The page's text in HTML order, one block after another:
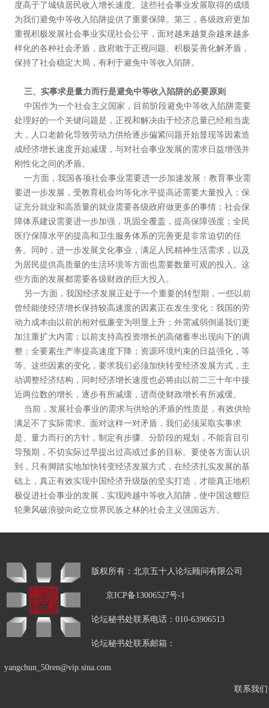
度高于了城镇居民收入增长速度。这些社会事业发展取得的成绩
为我们避免中等收入陷阱提供了重要保障。第三，各级政府更加
重视积极发展社会事业实现社会公平，面对越来越复杂越来越多
样化的各种社会矛盾，政府敢于正视问题、积极妥善化解矛盾，
保持了社会稳定大局，有利于避免中等收入陷阱。
三、实事求是量力而行是避免中等收入陷阱的必要原则
中国作为一个社会主义国家，目前阶段避免中等收入陷阱需要
处理好的一个关键问题是，正视和解决由于经济总量已经相当庞
大，人口老龄化导致劳动力供给逐步偏紧问题开始显现等因素造
成经济增长速度开始减缓，与对社会事业发展的需求日益增强并
刚性化之间的矛盾。
一方面，我国各项社会事业需要进一步加速发展：教育事业需
要进一步发展，受教育机会均等化水平提高还需要大量投入；保
证充分就业和高质量的就业需要各级政府做更多的事情；社会保
障体系建设需要进一步加强，巩固全覆盖，提高保障强度；全民
医疗保障水平的提高和卫生服务体系的完善更是非常迫切的任
务。同时，进一步发展文化事业，满足人民精神生活需求，以及
为居民提供高质量的生活环境等方面也需要数量可观的投入。这
些方面的发展都需要各级财政的巨大投入。
另一方面，我国经济发展正处于一个重要的转型期，一些以前
曾经能使经济增长保持较高速度的因素正在发生变化：我国的劳
动力成本由以前的相对低廉变为明显上升；外需减弱倒逼我们更
加注重扩大内需；以前支持高投资增长的高储蓄率出现向下的调
整；全要素生产率提高速度下降；资源环境约束的日益强化，等
等。这些因素的变化，要求我们必须加快转变经济发展方式，主
动调整经济结构，同时经济增长速度也必将由以前二三十年中接
近两位数的增长，逐步有所减缓，进而使财政增长有所减缓。
当前，发展社会事业的需求与供给的矛盾的性质是，有效供给
满足不了实际需求。面对这样一对矛盾，我们必须采取实事求
是、量力而行的方针，制定有步骤、分阶段的规划，不能盲目引
导预期，不切实际过早提出过高或过多的目标。要使各方面认识
到，只有脚踏实地加快转变经济发展方式，在经济扎实发展的基
础上，真正有效实现中国经济升级版的坚实打造，才能真正地积
极促进社会事业的发展，实现跨越中等收入陷阱，使中国这艘巨
轮乘风破浪驶向屹立世界民族之林的社会主义强国远方。
版权所有：北京五十人论坛顾问有限公司
京ICP备13006527号-1
论坛秘书处联系电话：010-63906513
论坛秘书处联系邮箱：
yangchun_50ren@vip.sina.com
联系我们